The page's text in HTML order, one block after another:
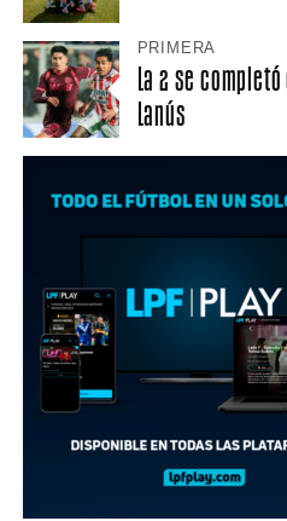
PRIMERA
La 2 se
Lanús